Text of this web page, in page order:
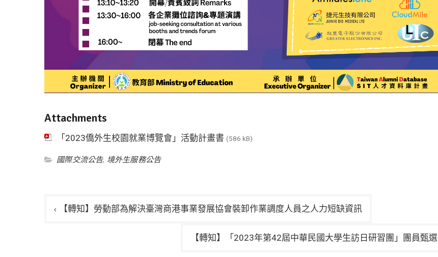
Attachments
「2023僑外生校園就業博覽會」活動計畫書 (586 kB)
國際交流公告, 境外生服務公告
【轉知】勞動部為解決臺灣商港事業發展協會裝卸作業調度人員之人力短缺資訊
【轉知】「2023年第42屆中華民國大學生訪日研習團」團員甄選